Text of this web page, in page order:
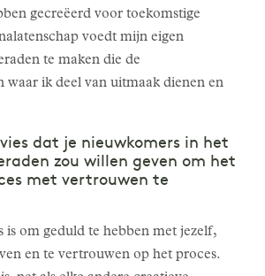
gecreëerd voor toekomstige
voedt mijn eigen
te maken die de
waar ik deel van uitmaak dienen en
dat je nieuwkomers in het
zou willen geven om het
met vertrouwen te
is om geduld te hebben met jezelf,
en te vertrouwen op het proces.